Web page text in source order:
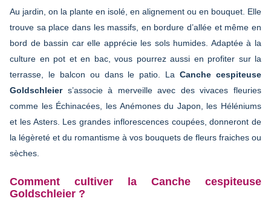
Au jardin, on la plante en isolé, en alignement ou en bouquet. Elle
trouve sa place dans les massifs, en bordure d’allée et même en
bord de bassin car elle apprécie les sols humides. Adaptée à la
culture en pot et en bac, vous pourrez aussi en profiter sur la
terrasse, le balcon ou dans le patio. LaCanche cespiteuse
Goldschleiers’associe à merveille avec des vivaces fleuries
comme les Échinacées, les Anémones du Japon, les Héléniums
et les Asters. Les grandes inflorescences coupées, donneront de
la légèreté et du romantisme à vos bouquets de fleurs fraiches ou
sèches.
Comment cultiver la Canche cespiteuse
Goldschleier ?